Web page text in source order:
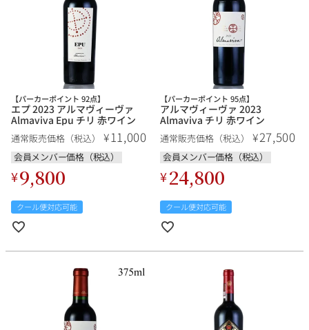
【パーカーポイント 92点】
エプ 2023 アルマヴィーヴァ
Almaviva Epu チリ 赤ワイン
通常販売価格（税込） ¥11,000
会員メンバー価格（税込）
¥9,800
クール便対応可能
【パーカーポイント 95点】
アルマヴィーヴァ 2023
Almaviva チリ 赤ワイン
通常販売価格（税込） ¥27,500
会員メンバー価格（税込）
¥24,800
クール便対応可能